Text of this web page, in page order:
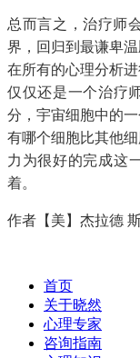
总而言之，治疗师
界，回归到最谦卑
在所有的心理分析
仅仅还是一个治疗
分，宇宙细胞中的
有哪个细胞比其他
力为很好的完成
着。
作者【美】杰拉德 斯
首页
关于晓然
心理专家
咨询指南